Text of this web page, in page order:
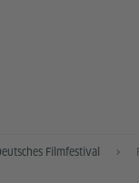
Filmfestival